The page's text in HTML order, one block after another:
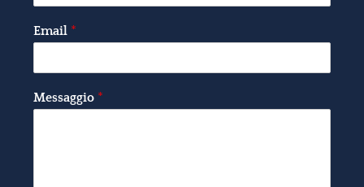
Email *
Messaggio *